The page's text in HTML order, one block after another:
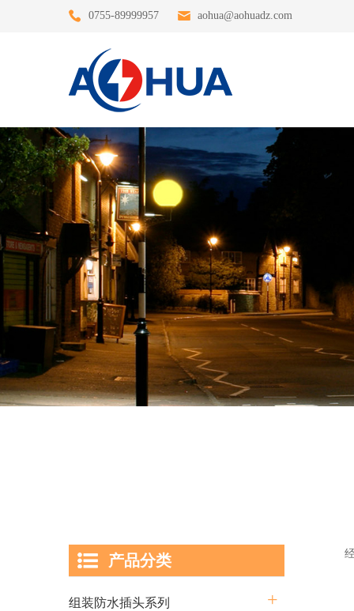
0755-89999957 aohua@aohuadz.com
经过
产品分类
组装防水插头系列